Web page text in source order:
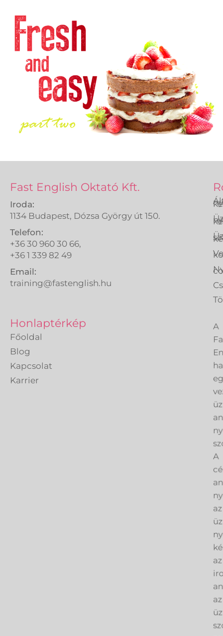
Fast English Oktató Kft.
Iroda:
1134 Budapest, Dózsa György út 150.
Telefon:
+36 30 960 30 66,
+36 1 339 82 49
Email:
training@fastenglish.hu
Honlaptérkép
Főoldal
Blog
Kapcsolat
Karrier
A
az
az
az